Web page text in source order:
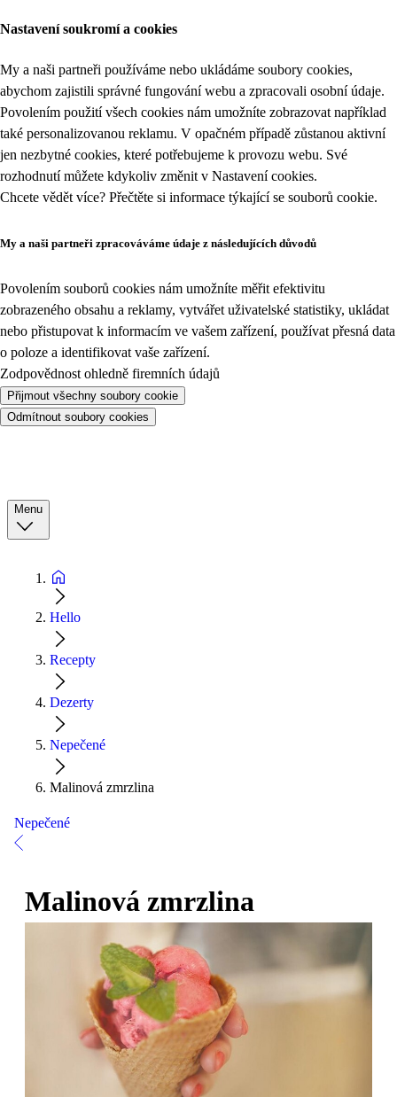
Nastavení soukromí a cookies
My a naši partneři používáme nebo ukládáme soubory cookies,
abychom zajistili správné fungování webu a zpracovali osobní údaje.
Povolením použití všech cookies nám umožníte zobrazovat například
také personalizovanou reklamu. V opačném případě zůstanou aktivní
jen nezbytné cookies, které potřebujeme k provozu webu. Své
rozhodnutí můžete kdykoliv změnit v Nastavení cookies.
Chcete vědět více? Přečtěte si informace týkající se souborů cookie.
My a naši partneři zpracováváme údaje z následujících důvodů
Povolením souborů cookies nám umožníte měřit efektivitu
zobrazeného obsahu a reklamy, vytvářet uživatelské statistiky, ukládat
nebo přistupovat k informacím ve vašem zařízení, používat přesná data
o poloze a identifikovat vaše zařízení.
Zodpovědnost ohledně firemních údajů
Přijmout všechny soubory cookie
Odmítnout soubory cookies
Menu
Hello
Recepty
Dezerty
Nepečené
Malinová zmrzlina
Nepečené
Malinová zmrzlina